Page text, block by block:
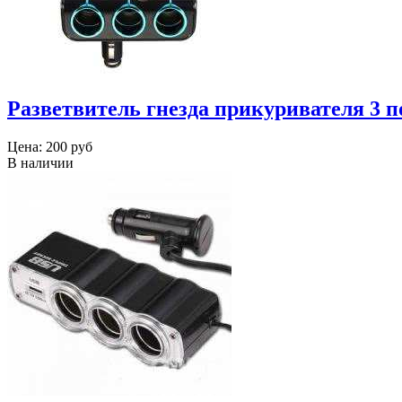
Разветвитель гнезда прикуривателя 3
Цена: 200 руб
В наличии